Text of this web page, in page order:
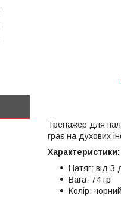
Тренажер для
грає на духових
Характеристики:
Натяг: від 3
Вага: 74 гр
Колір: чорний